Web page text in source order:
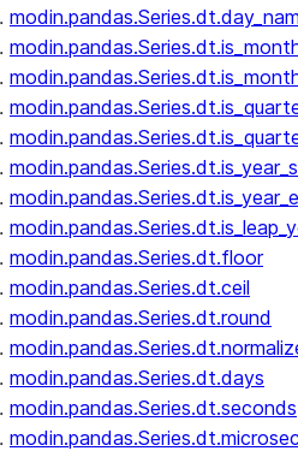
modin.pandas.Series.dt.floor
modin.pandas.Series.dt.ceil
modin.pandas.Series.dt.round
modin.pandas.Series.dt.days
modin.pandas.Series.dt.seconds